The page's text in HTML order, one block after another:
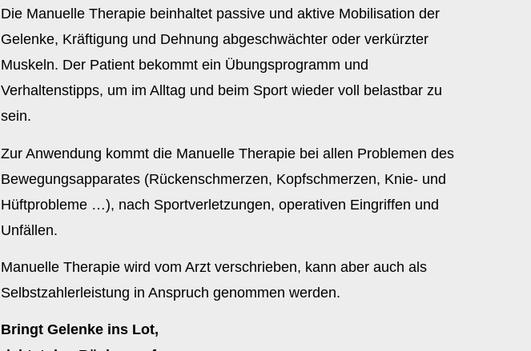
Die Manuelle Therapie beinhaltet passive und aktive Mobilisation der
Gelenke, Kräftigung und Dehnung abgeschwächter oder verkürzter
Muskeln. Der Patient bekommt ein Übungsprogramm und
Verhaltenstipps, um im Alltag und beim Sport wieder voll belastbar zu
sein.
Zur Anwendung kommt die Manuelle Therapie bei allen Problemen des
Bewegungsapparates (Rückenschmerzen, Kopfschmerzen, Knie- und
Hüftprobleme …), nach Sportverletzungen, operativen Eingriffen und
Unfällen.
Manuelle Therapie wird vom Arzt verschrieben, kann aber auch als
Selbstzahlerleistung in Anspruch genommen werden.
Bringt Gelenke ins Lot,